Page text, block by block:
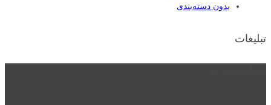
بدون دسته‌بندی
تبلیغات